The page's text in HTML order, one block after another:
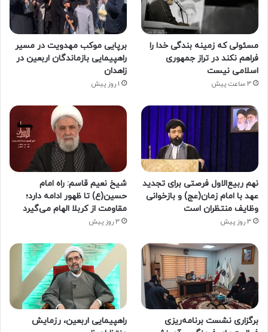
مسئولی که زمینه بندگی خدا را
فراهم نکند در تراز جمهوری
اسلامی نیست
3 ساعت پیش
برپایی موکب مهدویت در مسیر
راهپیمایی بازماندگان اربعین در
زاهدان
1 روز پیش
نهم ربیع‌الاول فرصتی برای تجدید
عهد با امام زمان(عج) و بازخوانی
وظایف منتظران است
3 روز پیش
شیخ نعیم قاسم: راه امام
حسین(ع) تا ظهور ادامه دارد؛
مقاومت از کربلا الهام می‌گیرد
3 روز پیش
برگزاری نشست برنامه‌ریزی
راهپیمایی اربعین، رزمایش